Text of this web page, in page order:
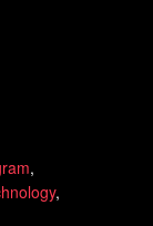
,
,